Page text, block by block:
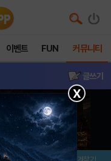
이벤트 FUN 커뮤니티
글쓰기
X